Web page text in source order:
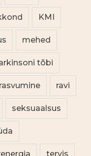
KMI
mehed
tõbi
rasvumine ravi
seksuaalsus
tervis